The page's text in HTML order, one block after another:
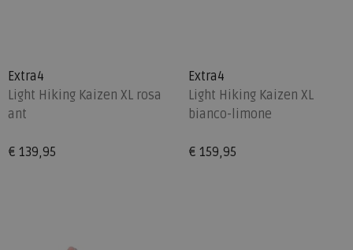
Extra4
Light Hiking Kaizen XL rosa
ant
€ 139,95
Extra4
Light Hiking Kaizen XL
bianco-limone
€ 159,95